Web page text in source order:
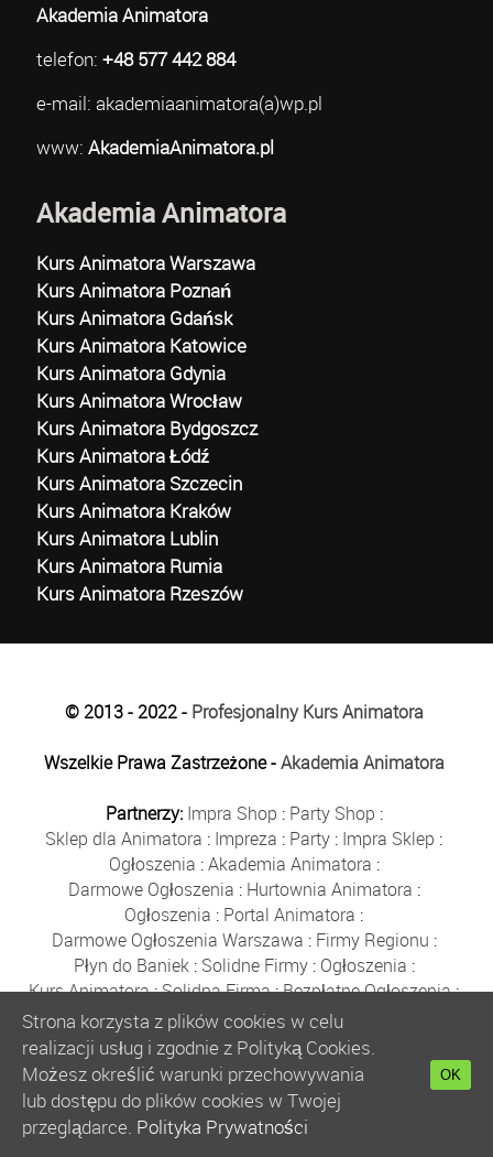
Akademia Animatora
telefon: +48 577 442 884
e-mail: akademiaanimatora(a)wp.pl
www: AkademiaAnimatora.pl
Akademia Animatora
Kurs Animatora Warszawa
Kurs Animatora Poznań
Kurs Animatora Gdańsk
Kurs Animatora Katowice
Kurs Animatora Gdynia
Kurs Animatora Wrocław
Kurs Animatora Bydgoszcz
Kurs Animatora Łódź
Kurs Animatora Szczecin
Kurs Animatora Kraków
Kurs Animatora Lublin
Kurs Animatora Rumia
Kurs Animatora Rzeszów
© 2013 - 2022 - Profesjonalny Kurs Animatora
Wszelkie Prawa Zastrzeżone -Akademia Animatora
Partnerzy: Impra Shop : Party Shop :
Sklep dla Animatora : Impreza : Party : Impra Sklep :
Ogłoszenia :Akademia Animatora :
Darmowe Ogłoszenia : Hurtownia Animatora :
Ogłoszenia : Portal Animatora :
Darmowe Ogłoszenia Warszawa : Firmy Regionu :
Płyn do Baniek: Solidne Firmy: Ogłoszenia :
Kurs Animatora:Solidna Firma:Bezpłatne Ogłoszenia:
Animator Czasu Wolnego:
Bezpłatne Ogłoszenia Warszawa:sklep animatora
Bańki Mydlane:Bezpłatne Ogłoszenia
Szkolenie Animatorów:Kurs Animatora
:
Kurs Animatora Warszawa :Rumia
Kurs Animatora Poznań:
Strona korzysta z plików cookies w celu
realizacji usług i zgodnie z Polityką Cookies.
Możesz określić warunki przechowywania
lub dostępu do plików cookies w Twojej
przeglądarce. Polityka Prywatności
OK